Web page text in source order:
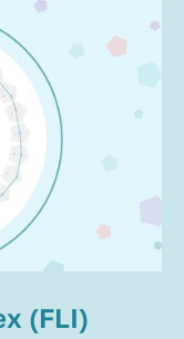
(FLI)